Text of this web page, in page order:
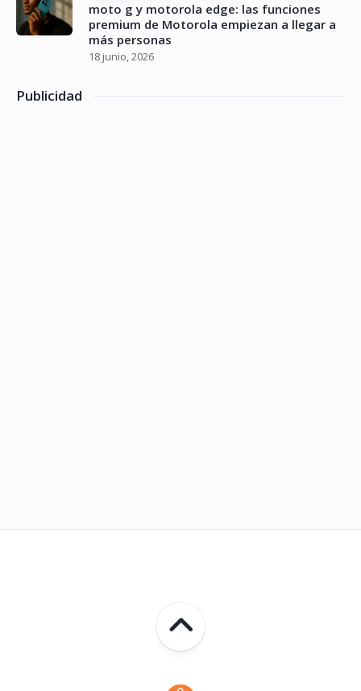
moto g y motorola edge: las funciones
premium de Motorola empiezan a llegar a
más personas
18 junio, 2026
Publicidad